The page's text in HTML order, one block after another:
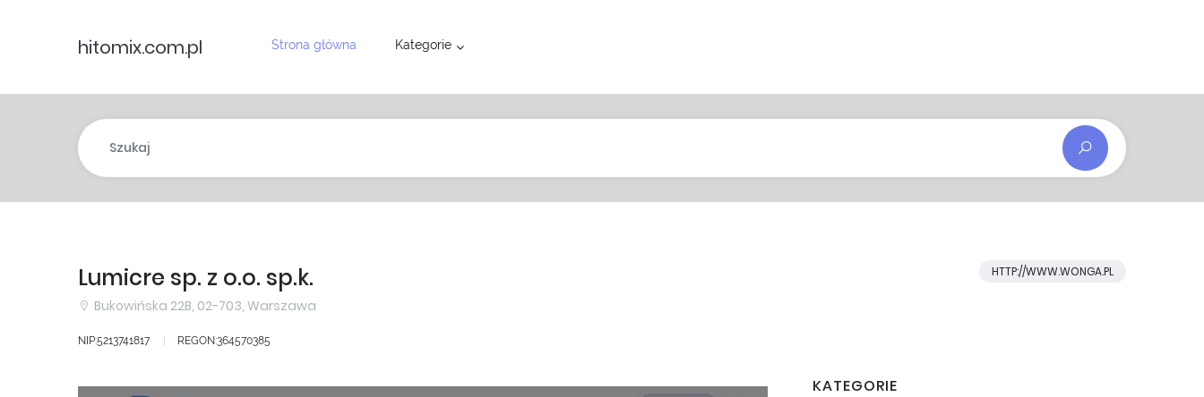
hitomix.com.pl Strona główna Kategorie
Lumicre sp. z o.o. sp.k.
Bukowińska 22B, 02-703, Warszawa
NIP:5213741817 REGON:364570385
HTTP://WWW.WONGA.PL
KATEGORIE